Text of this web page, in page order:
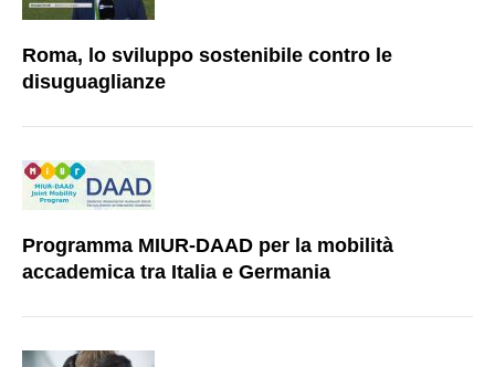
Roma, lo sviluppo sostenibile contro le
disuguaglianze
Programma MIUR-DAAD per la mobilità
accademica tra Italia e Germania